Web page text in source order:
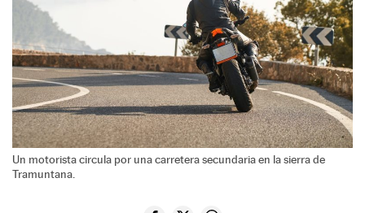
Un motorista circula por una carretera secundaria en la sierra de
Tramuntana.